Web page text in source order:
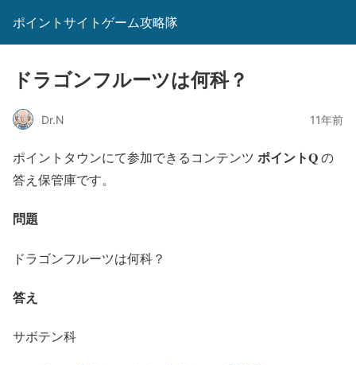
ポイントサイトゲーム攻略隊
ドラゴンフルーツは何科？
Dr.N 11年前
ポイントタウンにて参加できるコンテンツ ポイントQの
答え保管庫です。
問題
ドラゴンフルーツは何科？
答え
サボテン科